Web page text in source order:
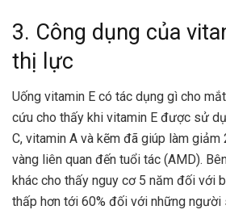
3. Công dụng của
thị lực
Uống vitamin E có tác dụng gì cho
cứu cho thấy khi vitamin E được sử
C, vitamin A và kẽm đã giúp làm giảm
vàng liên quan đến tuổi tác (AMD).
khác cho thấy nguy cơ 5 năm đối với
thấp hơn tới 60% đối với những